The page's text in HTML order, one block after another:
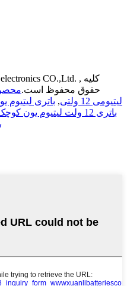
حقوق محفوظ است.
لیتیومی 12 ولتی
, باتری لیتیوم
باتری 12 ولت لیتیوم یون کوچک